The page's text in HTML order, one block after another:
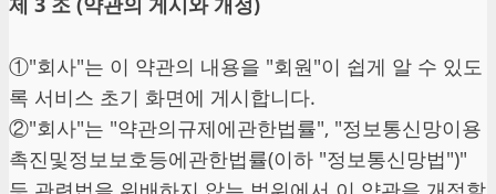
①"회사"는 이 약관의 내용을 "회원"이 쉽게 알 수 있도
록 서비스 초기 화면에 게시합니다.
②"회사"는 "약관의규제에관한법률", "정보통신망이용
촉진및정보보호등에관한법률(이하 "정보통신망법")"